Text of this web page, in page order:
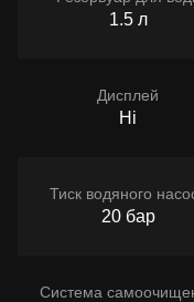
1.5 л
Дисплей
Ні
Тиск водяного
20 бар
Система